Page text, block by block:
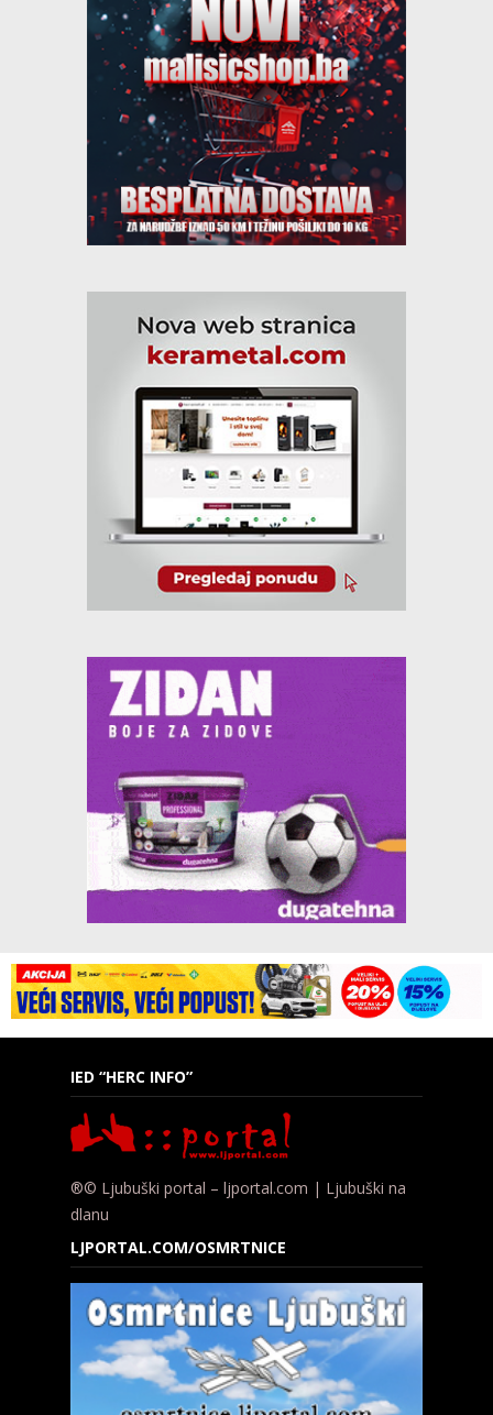
IED “HERC INFO”
®© Ljubuški portal – ljportal.com | Ljubuški na
dlanu
LJPORTAL.COM/OSMRTNICE